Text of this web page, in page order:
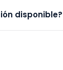
disponible?